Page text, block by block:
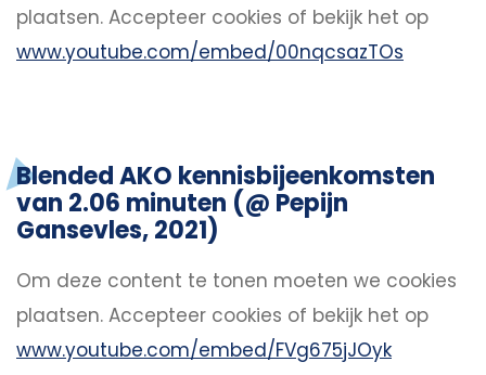
plaatsen. Accepteer cookies of bekijk het op
www.youtube.com/embed/00nqcsazTOs
Blended AKO kennisbijeenkomsten
van 2.06 minuten (@ Pepijn
Gansevles, 2021)
Om deze content te tonen moeten we cookies
plaatsen. Accepteer cookies of bekijk het op
www.youtube.com/embed/FVg675jJOyk